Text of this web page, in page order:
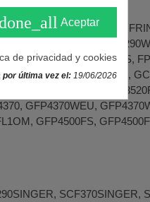
CO302SIINDF,
FP4290,
FP4500FL, FP4500FS,
GCO370EP, GCO440,
GFP3520,
GFP4370WEU,
GFP4500FS,
SCF370SINGER,
Aceptar
de privacidad y cookies
última vez el: 19/06/2026